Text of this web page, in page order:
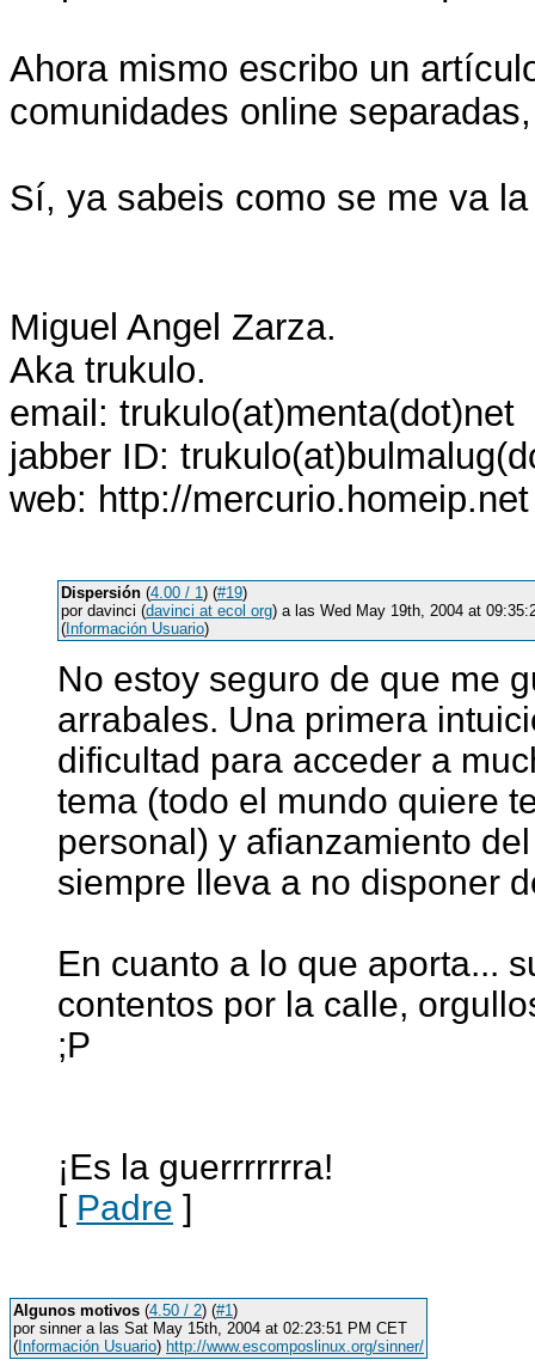
Ahora mismo escribo un
comunidades online
Sí, ya sabeis como se me va
Miguel Angel Zarza.
Aka trukulo.
email: trukulo(at)menta(dot)net
jabber ID:
web: http://mercurio.homeip.net
Dispersión (4.00 / 1) (#19)
por davinci (davinci at ecol org) a las Wed May 19th, 2004 at
( Información Usuario)
No estoy seguro de que me
arrabales. Una primera
dificultad para acceder a
tema (todo el mundo quiere
personal) y afianzamiento
siempre lleva a no disponer
En cuanto a lo que aporta...
contentos por la calle,
;P
¡Es la guerrrrrrra!
[ Padre ]
Algunos motivos (4.50 / 2) (#1)
por sinner a las Sat May 15th, 2004 at 02:23:51 PM CET
( Información Usuario) http://www.escomposlinux.org/sinner/